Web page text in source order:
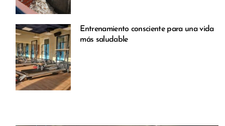
Entrenamiento consciente para una vida
más saludable